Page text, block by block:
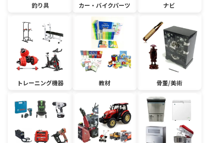
釣り具 カー・バイクパーツ ナビ
トレーニング機器 教材 骨董/美術